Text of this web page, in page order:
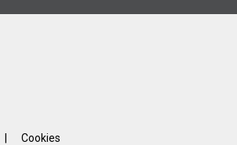
Cookies